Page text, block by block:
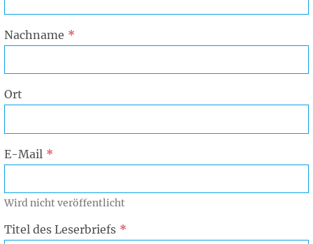
Nachname
Ort
E-Mail
Wird nicht veröffentlicht
Titel des Leserbriefs